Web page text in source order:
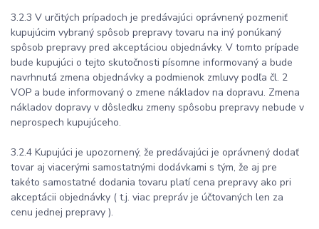
3.2.3 V určitých prípadoch je predávajúci oprávnený pozmeniť
kupujúcim vybraný spôsob prepravy tovaru na iný ponúkaný
spôsob prepravy pred akceptáciou objednávky. V tomto prípade
bude kupujúci o tejto skutočnosti písomne informovaný a bude
navrhnutá zmena objednávky a podmienok zmluvy podľa čl. 2
VOP a bude informovaný o zmene nákladov na dopravu. Zmena
nákladov dopravy v dôsledku zmeny spôsobu prepravy nebude v
neprospech kupujúceho.
3.2.4 Kupujúci je upozornený, že predávajúci je oprávnený dodať
tovar aj viacerými samostatnými dodávkami s tým, že aj pre
takéto samostatné dodania tovaru platí cena prepravy ako pri
akceptácii objednávky ( t.j. viac prepráv je účtovaných len za
cenu jednej prepravy ).